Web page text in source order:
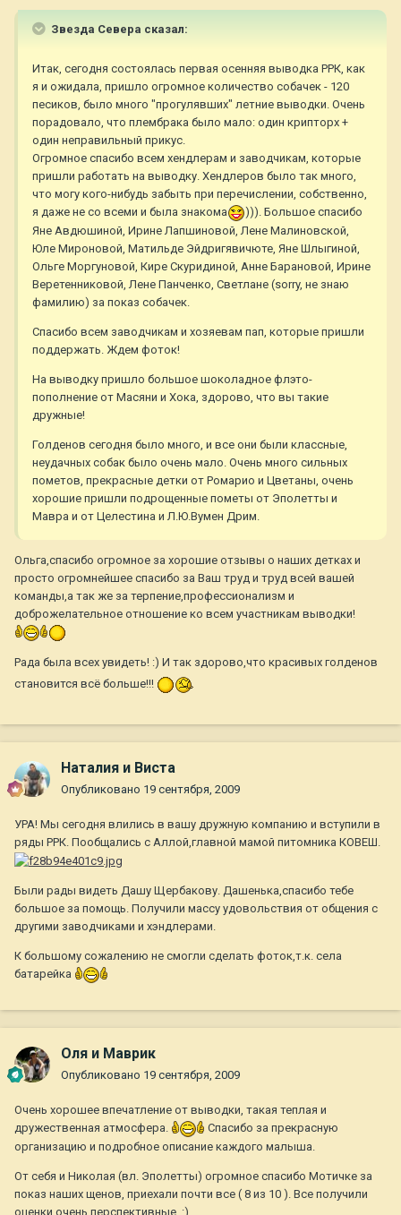
Звезда Севера сказал:
Итак, сегодня состоялась первая осенняя выводка РРК, как
я и ожидала, пришло огромное количество собачек - 120
песиков, было много "прогулявших" летние выводки. Очень
порадовало, что плембрака было мало: один крипторх +
один неправильный прикус.
Огромное спасибо всем хендлерам и заводчикам, которые
пришли работать на выводку. Хендлеров было так много,
что могу кого-нибудь забыть при перечислении, собственно,
я даже не со всеми и была знакома
))). Большое спасибо
Яне Авдюшиной, Ирине Лапшиновой, Лене Малиновской,
Юле Мироновой, Матильде Эйдригявичюте, Яне Шлыгиной,
Ольге Моргуновой, Кире Скуридиной, Анне Барановой, Ирине
Веретенниковой, Лене Панченко, Светлане (sorry, не знаю
фамилию) за показ собачек.
Спасибо всем заводчикам и хозяевам пап, которые пришли
поддержать. Ждем фоток!
На выводку пришло большое шоколадное флэто-
пополнение от Масяни и Хока, здорово, что вы такие
дружные!
Голденов сегодня было много, и все они были классные,
неудачных собак было очень мало. Очень много сильных
пометов, прекрасные детки от Ромарио и Цветаны, очень
хорошие пришли подрощенные пометы от Эполетты и
Мавра и от Целестина и Л.Ю.Вумен Дрим.
Ольга,спасибо огромное за хорошие отзывы о наших детках и
просто огромнейшее спасибо за Ваш труд и труд всей вашей
команды,а так же за терпение,профессионализм и
доброжелательное отношение ко всем участникам выводки!
Рада была всех увидеть! :) И так здорово,что красивых голденов
становится всё больше!!!
Наталия и Виста
Опубликовано 19 сентября, 2009
УРА! Мы сегодня влились в вашу дружную компанию и вступили в
ряды РРК. Пообщались с Аллой,главной мамой питомника КОВЕШ.
Были рады видеть Дашу Щербакову. Дашенька,спасибо тебе
большое за помощь. Получили массу удовольствия от общения с
другими заводчиками и хэндлерами.
К большому сожалению не смогли сделать фоток,т.к. села
батарейка
Оля и Маврик
Опубликовано 19 сентября, 2009
Очень хорошее впечатление от выводки, такая теплая и
дружественная атмосфера.
Спасибо за прекрасную
организацию и подробное описание каждого малыша.
От себя и Николая (вл. Эполетты) огромное спасибо Мотичке за
показ наших щенов, приехали почти все ( 8 из 10 ). Все получили
оценки очень перспективные. :)